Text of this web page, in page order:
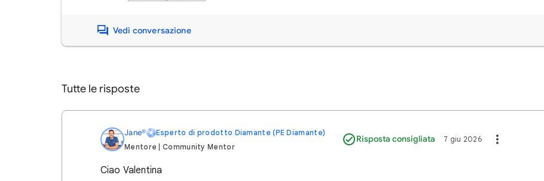
Vedi conversazione
Tutte le risposte
Jane©
Esperto di prodotto Diamante (PE Diamante)
Mentore | Community Mentor
Risposta consigliata 7 giu 2026
Ciao Valentina